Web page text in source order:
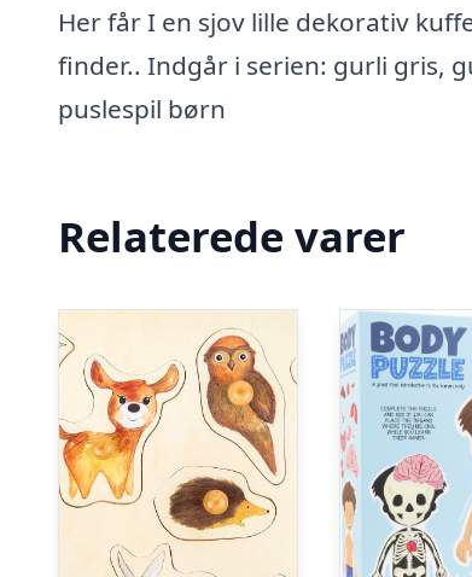
Her får I en sjov lille dekorativ
finder.. Indgår i serien: gurli gris,
puslespil børn
Relaterede varer